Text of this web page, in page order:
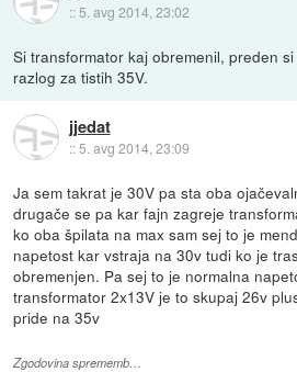
:: 5. avg 2014, 23:02
Si transformator kaj obremenil, preden
razlog za tistih 35V.
jjedat
::5. avg 2014, 23:09
Ja sem takrat je 30V pa sta oba
drugače se pa kar fajn zagreje
ko oba špilata na max sam sej to je
napetost kar vstraja na 30v tudi ko je
obremenjen. Pa sej to je normalna
transformator 2x13V je to skupaj 26v
pride na 35v
Zgodovina sprememb…